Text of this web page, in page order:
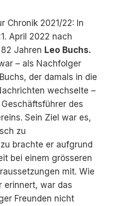
Chronik 2021/22: In
April 2022 nach
Jahren Leo Buchs.
– als Nachfolger
der damals in die
wechselte –
des
Sein Ziel war es,
zu
brachte er aufgrund
bei einem grösseren
mit. Wie
erinnert, war das
Freunden nicht